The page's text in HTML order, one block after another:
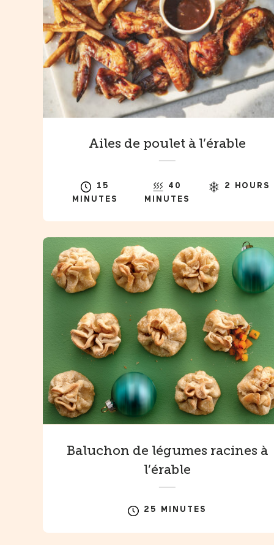
Ailes de poulet à l’érable
15
MINUTES
40
MINUTES
2 HOURS
Baluchon de légumes racines à
l’érable
25 MINUTES